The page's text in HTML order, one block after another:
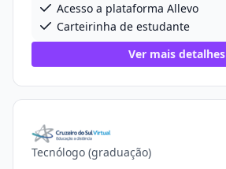
Acesso a plataforma Allevo
Carteirinha de estudante
Ver mais detalhes
Tecnólogo (graduação)